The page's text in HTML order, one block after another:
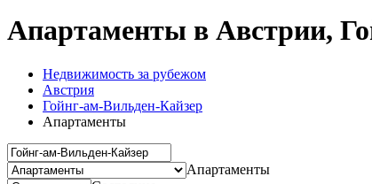
Апартаменты в Австрии,
Недвижимость за рубежом
Австрия
Гойнг-ам-Вильден-Кайзер
Апартаменты
Апартаменты